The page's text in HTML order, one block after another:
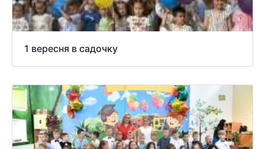
1 вересня в садочку